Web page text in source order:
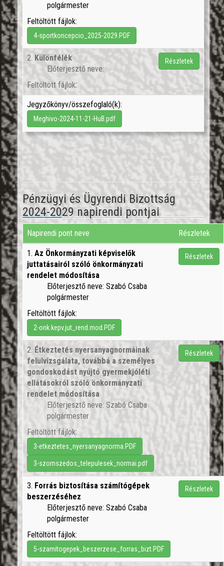
polgármester
Feltöltött fájlok:
4-sportkoncepcio_2025-2029.PDF
2. Különfélék
Előterjesztő neve:
Feltöltött fájlok:
Részletek
Jegyzőkönyv/összefoglaló(k):
Meghivo-2024-11-21-HuB.pdf
Pénzügyi és Ügyrendi Bizottság
2024-2029 napirendi pontjai
Napirendi pont neve Részletek
1. Az Önkormányzati képviselők
juttatásairól szóló önkormányzati
rendelet módosítása
Előterjesztő neve: Szabó Csaba
polgármester
Feltöltött fájlok:
2-onk.kepv.jut_rend.mod.PDF
Részletek
2. Étkeztetés nyersanyagnormáinak
felülvizsgálata, továbbá a személyes
gondoskodást nyújtó gyermekjóléti
ellátásokról szóló önkormányzati
rendelet módosítása
Előterjesztő neve: Szabó Csaba
polgármester
Feltöltött fájlok:
3-etkeztetes_nyersanyagnorma.PDF
3-szomszedos_telepulesek_normai.pdf
Részletek
3. Forrás biztosítása számítógépek
beszerzéséhez
Előterjesztő neve: Szabó Csaba
polgármester
Feltöltött fájlok:
5-szamitogepek_beszerzese_forras_bizt.PDF
Részletek